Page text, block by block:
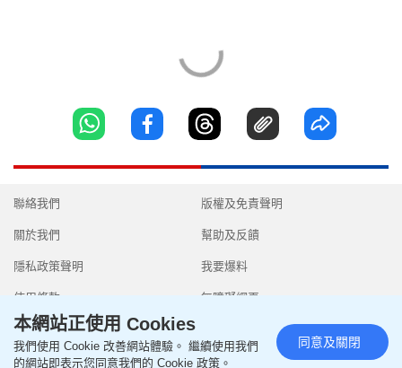
聯絡我們
關於我們
隱私政策聲明
使用條款
版權及免責聲明
幫助及反饋
我要爆料
無障礙網頁
本網站正使用 Cookies
我們使用 Cookie 改善網站體驗。 繼續使用我們
的網站即表示您同意我們的 Cookie 政策。
同意及關閉